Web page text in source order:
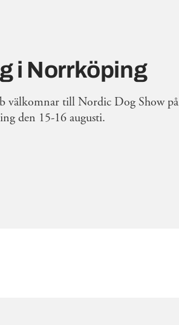
i Norrköping
välkomnar till Nordic Dog Show på
den 15-16 augusti.